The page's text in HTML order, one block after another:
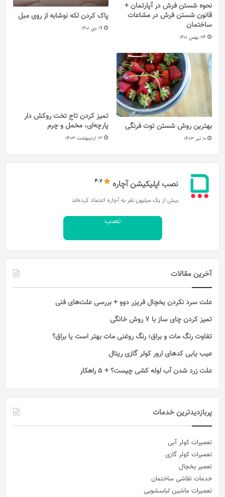
نحوه شستن فرش در آپارتمان +
قانون شستن فرش در مشاعات
ساختمان
24 بهمن 1401
پاک کردن لکه نوشابه از روی مبل
19 دی 1401
بهترین روش شستن توت فرنگی
10 تیر 1403
تمیز کردن تاج تخت روکش دار
پارچه‌ای، مخمل و چرم
13 اردیبهشت 1403
نصب اپلیکیشن آچاره
بیش از یک میلیون نفر به آچاره اعتماد کرده‌اند
نصب
آخرین مقالات
علت سرد نکردن یخچال فریزر دوو + بررسی علت‌های فنی
تمیز کردن چای ساز با ۷ روش خانگی
تفاوت رنگ مات و براق؛ رنگ روغنی مات بهتر است یا براق؟
عیب یابی کدهای ارور کولر گازی ریتال
علت زرد شدن آب لوله کشی چیست؟ + 5 راهکار
پربازدیدترین خدمات
تعمیرات کولر آبی
تعمیرات کولر گازی
تعمیر یخچال
خدمات نقاشی ساختمان
تعمیرات ماشین لباسشویی